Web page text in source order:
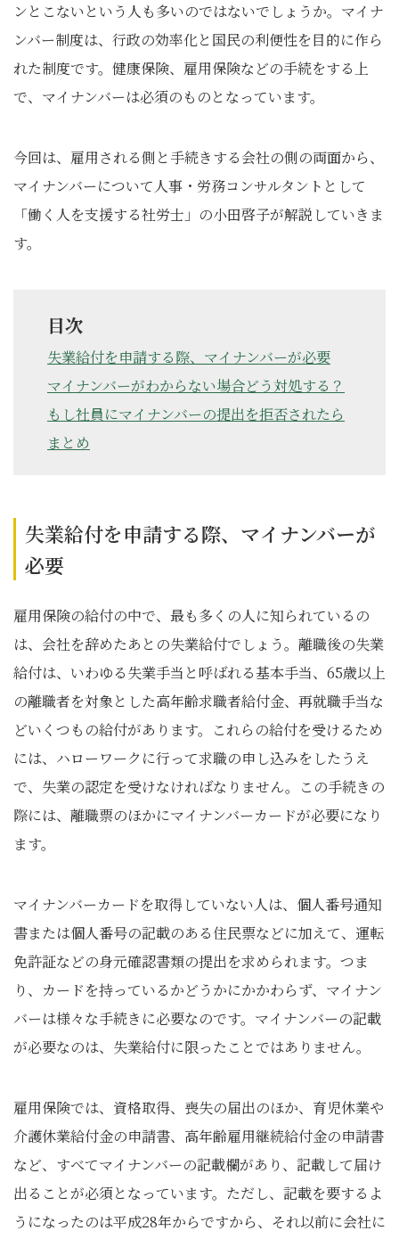
ンとこないという人も多いのではないでしょうか。マイナ
ンバー制度は、行政の効率化と国民の利便性を目的に作ら
れた制度です。健康保険、雇用保険などの手続をする上
で、マイナンバーは必須のものとなっています。
今回は、雇用される側と手続きする会社の側の両面から、
マイナンバーについて人事・労務コンサルタントとして
「働く人を支援する社労士」の小田啓子が解説していきま
す。
目次
失業給付を申請する際、マイナンバーが必要
マイナンバーがわからない場合どう対処する？
もし社員にマイナンバーの提出を拒否されたら
まとめ
失業給付を申請する際、マイナンバーが
必要
雇用保険の給付の中で、最も多くの人に知られているの
は、会社を辞めたあとの失業給付でしょう。離職後の失業
給付は、いわゆる失業手当と呼ばれる基本手当、65歳以上
の離職者を対象とした高年齢求職者給付金、再就職手当な
どいくつもの給付があります。これらの給付を受けるため
には、ハローワークに行って求職の申し込みをしたうえ
で、失業の認定を受けなければなりません。この手続きの
際には、離職票のほかにマイナンバーカードが必要になり
ます。
マイナンバーカードを取得していない人は、個人番号通知
書または個人番号の記載のある住民票などに加えて、運転
免許証などの身元確認書類の提出を求められます。つま
り、カードを持っているかどうかにかかわらず、マイナン
バーは様々な手続きに必要なのです。マイナンバーの記載
が必要なのは、失業給付に限ったことではありません。
雇用保険では、資格取得、喪失の届出のほか、育児休業や
介護休業給付金の申請書、高年齢雇用継続給付金の申請書
など、すべてマイナンバーの記載欄があり、記載して届け
出ることが必須となっています。ただし、記載を要するよ
うになったのは平成28年からですから、それ以前に会社に